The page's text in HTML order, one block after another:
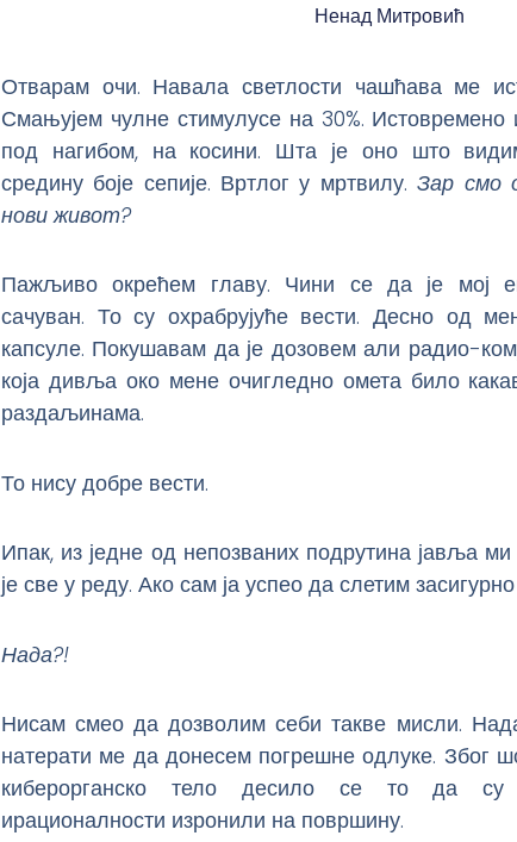
Ненад Митровић
Отварам очи. Навала светлости чашћава ме
Смањујем чулне стимулусе на 30%.
под нагибом, на косини. Шта је оно што
средину боје сепије. Вртлог у мртвилу.Зар смо
нови живот?
Пажљиво окрећем главу. Чини се да је мој
сачуван. То су охрабрујуће вести. Десно од
капсуле. Покушавам да је дозовем али радио-
која дивља око мене очигледно омета било
раздаљинама.
То нису добре вести.
Ипак, из једне од непозваних подрутина јавља
је све у реду. Ако сам ја успео да слетим
Нада?!
Нисам смео да дозволим себи такве мисли.
натерати ме да донесем погрешне одлуке. Због
киберорганско тело десило се то да су
ирационалности изронили на површину.